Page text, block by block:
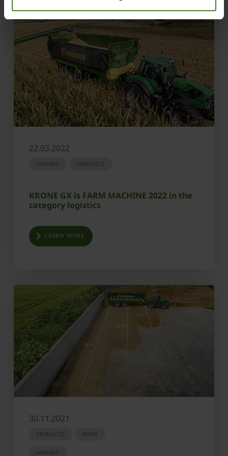
22.03.2022
AWARDS PRODUCTS
KRONE GX is FARM MACHINE 2022 in the
category logistics
LEARN MORE
30.11.2021
PRODUCTS PRESS
AWARDS